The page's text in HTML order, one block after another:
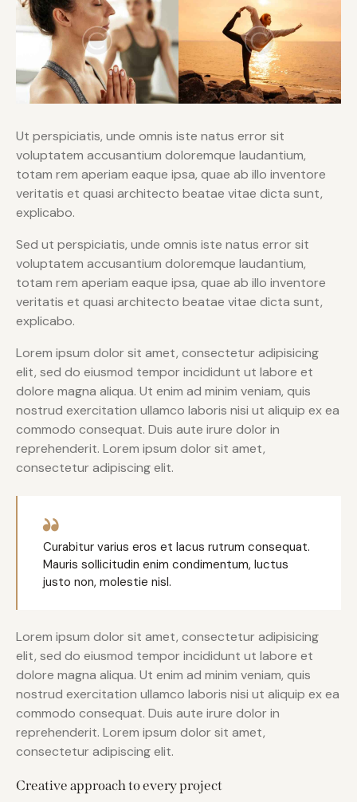
Ut perspiciatis, unde omnis iste natus error sit
voluptatem accusantium doloremque laudantium,
totam rem aperiam eaque ipsa, quae ab illo inventore
veritatis et quasi architecto beatae vitae dicta sunt,
explicabo.
Sed ut perspiciatis, unde omnis iste natus error sit
voluptatem accusantium doloremque laudantium,
totam rem aperiam eaque ipsa, quae ab illo inventore
veritatis et quasi architecto beatae vitae dicta sunt,
explicabo.
Lorem ipsum dolor sit amet, consectetur adipisicing
elit, sed do eiusmod tempor incididunt ut labore et
dolore magna aliqua. Ut enim ad minim veniam, quis
nostrud exercitation ullamco laboris nisi ut aliquip ex ea
commodo consequat. Duis aute irure dolor in
reprehenderit. Lorem ipsum dolor sit amet,
consectetur adipiscing elit.
Curabitur varius eros et lacus rutrum consequat.
Mauris sollicitudin enim condimentum, luctus
justo non, molestie nisl.
Lorem ipsum dolor sit amet, consectetur adipisicing
elit, sed do eiusmod tempor incididunt ut labore et
dolore magna aliqua. Ut enim ad minim veniam, quis
nostrud exercitation ullamco laboris nisi ut aliquip ex ea
commodo consequat. Duis aute irure dolor in
reprehenderit. Lorem ipsum dolor sit amet,
consectetur adipiscing elit.
Creative approach to every project